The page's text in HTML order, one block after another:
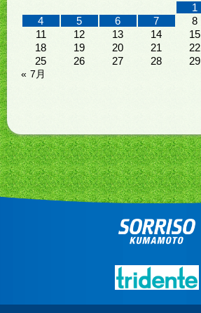
1
4
5 6 7 8
11
12 13 14 15
18
19 20 21 22
25
26 27 28 29
« 7月